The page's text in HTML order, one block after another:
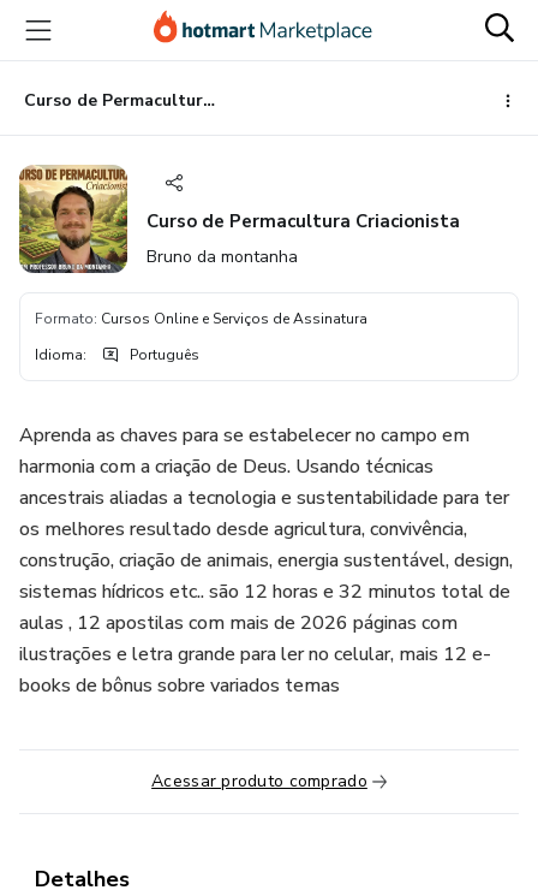
para
conteúdo
principal
para
pagamento
para
rodapé
Curso de Permacultura Criacionista
Curso de Permacultura Criacionista
Bruno da montanha
Formato: Cursos Online e Serviços de Assinatura
Idioma: Português
Aprenda as chaves para se estabelecer no campo em
harmonia com a criação de Deus. Usando técnicas
ancestrais aliadas a tecnologia e sustentabilidade para ter
os melhores resultado desde agricultura, convivência,
construção, criação de animais, energia sustentável, design,
sistemas hídricos etc.. são 12 horas e 32 minutos total de
aulas , 12 apostilas com mais de 2026 páginas com
ilustrações e letra grande para ler no celular, mais 12 e-
books de bônus sobre variados temas
Acessar produto comprado
Detalhes